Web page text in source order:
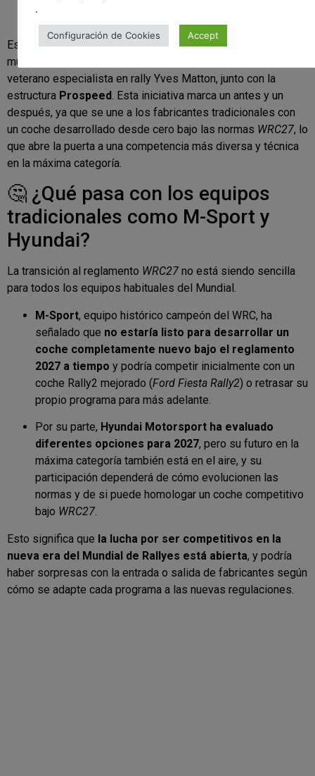
Este proyecto está liderado por importantes figuras del
mundo del motorsport, como el ingeniero Lionel Hansen y el
veterano especialista en rally Yves Matton, junto con la
estructura Prospeed. Esta iniciativa marca un antes y un
después, ya que se une a los fabricantes tradicionales con
un coche desarrollado desde cero bajo las normas WRC27, lo
que abre la puerta a una competencia más diversa y técnica
en la máxima categoría.
🤔 ¿Qué pasa con los equipos
tradicionales como M-Sport y
Hyundai?
La transición al reglamento WRC27 no está siendo sencilla
para todos los equipos habituales del Mundial.
M-Sport, equipo histórico campeón del WRC, ha
señalado que no estaría listo para desarrollar un
coche completamente nuevo bajo el reglamento
2027 a tiempo y podría competir inicialmente con un
coche Rally2 mejorado (Ford Fiesta Rally2) o retrasar su
propio programa para más adelante.
Por su parte, Hyundai Motorsport ha evaluado
diferentes opciones para 2027, pero su futuro en la
máxima categoría también está en el aire, y su
participación dependerá de cómo evolucionen las
normas y de si puede homologar un coche competitivo
bajo WRC27.
Esto significa que la lucha por ser competitivos en la
nueva era del Mundial de Rallyes está abierta, y podría
haber sorpresas con la entrada o salida de fabricantes según
cómo se adapte cada programa a las nuevas regulaciones.
.
Configuración de Cookies Accept